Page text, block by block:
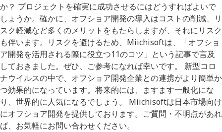
か？ プロジェクトを確実に成功させるにはどうすればよいで
しょうか。確かに、オフショア開発の導入はコストの削減、リ
スク軽減など多くのメリットをもたらしますが、それにリスク
も伴います。リスクを避けるため、Miichisoftは、「オフショ
ア開発を活用される際に役立つ11のコツ」という記事で言及
しておきました。ぜひ、ご参考になれば幸いです。 新型コロ
ナウイルスの中で、オフショア開発企業との連携がより簡単か
つ効果的になっています。将来的には、ますます一般化にな
り、世界的に人気になるでしょう。 Miichisoftは日本市場向け
にオフショア開発を提供しております。ご質問・不明点があれ
ば、お気軽にお問い合わせください。